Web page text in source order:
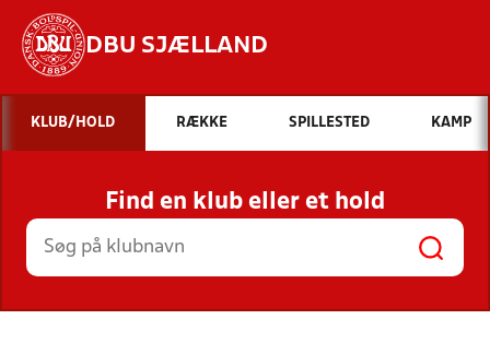
DBU SJÆLLAND
Hvad vil du søge efter?
INDHOLD OG NYHEDER
STILLINGER, RESULTATER, KLUBBER OG
HOLD
KLUB/HOLD RÆKKE SPILLESTED KAMP
Find en klub eller et hold